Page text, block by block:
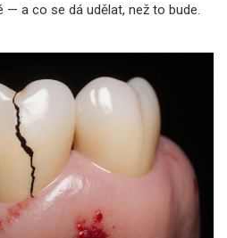
a co se dá udělat, než to bude.